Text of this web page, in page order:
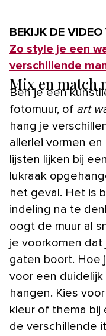
BEKIJK DE
Zo style je een
verschillende
Mix en match
Ben je een
fotomuur, of art
hang je
allerlei vormen
lijsten lijken bij
lukraak
het geval. Het is
indeling na te
oogt de muur al
je voorkomen
gaten boort. Hoe
voor een
hangen. Kies
kleur of thema bij
de verschillende